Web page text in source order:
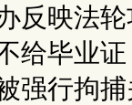
反映法
给毕业
强行拘